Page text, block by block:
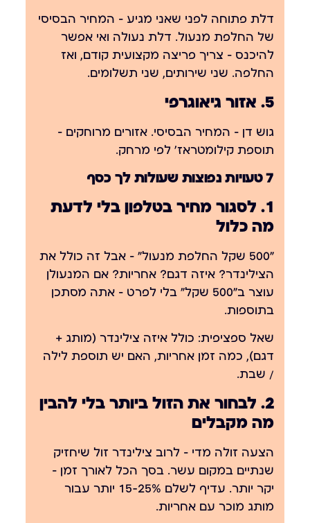
דלת פתוחה לפני שאני מגיע — המחיר הבסיסי
של החלפת מנעול. דלת נעולה ואי אפשר
להיכנס — צריך פריצה מקצועית קודם, ואז
החלפה. שני שירותים, שני תשלומים.
5. אזור גיאוגרפי
גוש דן — המחיר הבסיסי. אזורים מרוחקים —
תוספת קילומטראז' לפי מרחק.
7 טעויות נפוצות שעולות לך כסף
1. לסגור מחיר בטלפון בלי לדעת
מה כלול
"500 שקל החלפת מנעול" — אבל זה כולל את
הצילינדר? איזה דגם? אחריות? אם המנעולן
עוצר ב"500 שקל" בלי לפרט — אתה מסתכן
בתוספות.
שאל ספציפית: כולל איזה צילינדר (מותג +
דגם), כמה זמן אחריות, האם יש תוספת לילה
/ שבת.
2. לבחור את הזול ביותר בלי להבין
מה מקבלים
הצעה זולה מדי — לרוב צילינדר זול שיחזיק
שנתיים במקום עשר. בסך הכל לאורך זמן —
יקר יותר. עדיף לשלם 15-25% יותר עבור
מותג מוכר עם אחריות.